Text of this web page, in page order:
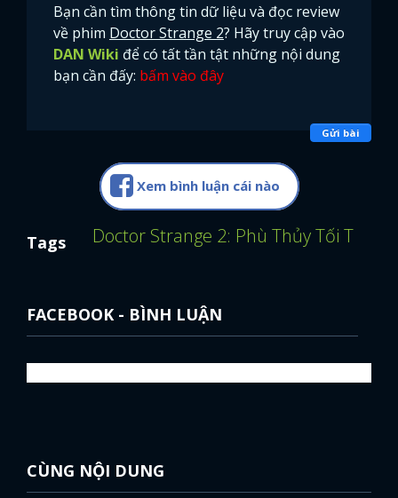
Bạn cần tìm thông tin dữ liệu và đọc review
về phim Doctor Strange 2? Hãy truy cập vào
DAN Wiki để có tất tần tật những nội dung
bạn cần đấy: bấm vào đây
Gửi bài
Xem bình luận cái nào
Tags Doctor Strange 2: Phù Thủy Tối
FACEBOOK - BÌNH LUẬN
CÙNG NỘI DUNG